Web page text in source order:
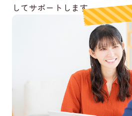
してサポートします。